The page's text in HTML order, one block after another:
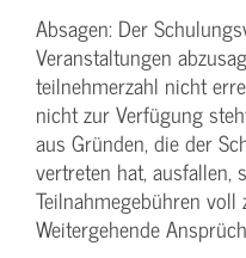
Absagen: Der
Veranstaltungen
teilnehmerzahl nicht
nicht zur Verfügung
aus Gründen, die der
vertreten hat, ausfallen,
Teilnahme­gebühren voll
Weitergehende